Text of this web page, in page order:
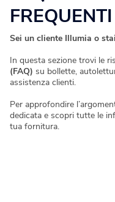
Verifica
Verifica se la tua
Fotovoltaico
Climatizzatori
Soluzioni efficienti
Fotovoltaico da
Blog
FREQUENTI
Sei un cliente Illumia o
In questa sezione trovi le
(FAQ) su bollette,
assistenza clienti.
Per approfondire
dedicata e scopri tutte le
tua fornitura.